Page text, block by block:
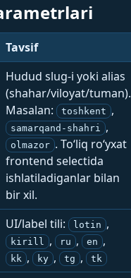
Tavsif
Hudud slug-i yoki alias
(shahar/viloyat/tuman).
Masalan:
toshkent ,
samarqand-shahri ,
olmazor . To‘liq ro‘yxat
frontend selectida
ishlatiladiganlar bilan
bir xil.
UI/label tili: lotin ,
kirill , ru , en ,
kk , ky , tg , tk